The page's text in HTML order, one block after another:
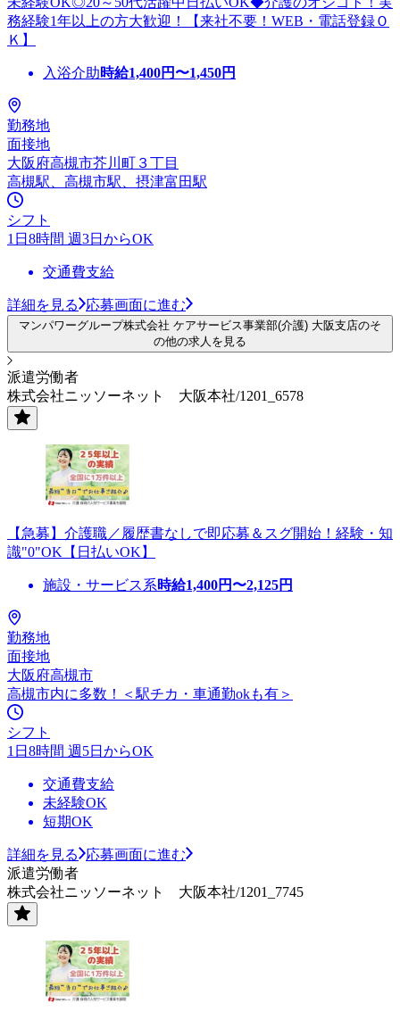
務経験1年以上の方大歓迎！【来社不要！WEB・電話登録Ｏ
Ｋ】
入浴介助時給1,400円〜1,450円
勤務地
面接地
大阪府高槻市芥川町３丁目
高槻駅、高槻市駅、摂津富田駅
シフト
1日8時間 週3日からOK
交通費支給
詳細を見る 応募画面に進む
マンパワーグループ株式会社 ケアサービス事業部(介護) 大阪支店のそ
の他の求人を見る
派遣労働者
株式会社ニッソーネット 大阪本社/1201_6578
【急募】介護職／履歴書なしで即応募＆スグ開始！経験・知
識"0"OK【日払いOK】
施設・サービス系時給1,400円〜2,125円
勤務地
面接地
大阪府高槻市
高槻市内に多数！＜駅チカ・車通勤okも有＞
シフト
1日8時間 週5日からOK
交通費支給
未経験OK
短期OK
詳細を見る
応募画面に進む
派遣労働者
株式会社ニッソーネット 大阪本社/1201_7745